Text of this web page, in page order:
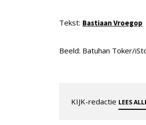
Tekst: Bastiaan Vroegop
Beeld: Batuhan Toker/
KIJK-redactie LEES